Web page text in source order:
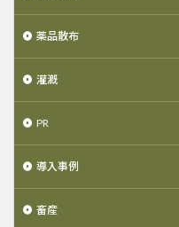
薬品散布
灌漑
PR
導入事例
畜産